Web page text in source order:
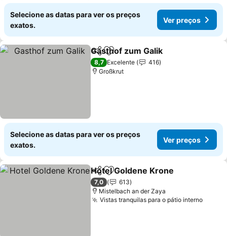
Selecione as datas para ver os preços
exatos.
Ver preços
PartilharAdicionar aos favoritos
Gasthof zum Galik
8,7 Excelente
416
Großkrut
Selecione as datas para ver os preços
exatos.
Ver preços
PartilharAdicionar aos favoritos
Hotel Goldene Krone
7,0
613
Mistelbach an der Zaya
Vistas tranquilas para o pátio interno